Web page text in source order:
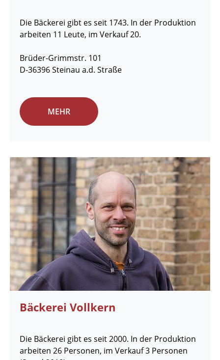
Die Bäckerei gibt es seit 1743. In der Produktion
arbeiten 11 Leute, im Verkauf 20.
Brüder-Grimmstr. 101
D-36396 Steinau a.d. Straße
MEHR
Bäckerei Vollkern
Die Bäckerei gibt es seit 2000. In der Produktion
arbeiten 26 Personen, im Verkauf 3 Personen